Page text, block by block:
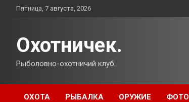
ПерейтиПятница, 7 августа, 2026
Охотничек.
Рыболовно-охотничий клуб.
ОХОТА РЫБАЛКА ОРУЖИЕ ФОТО